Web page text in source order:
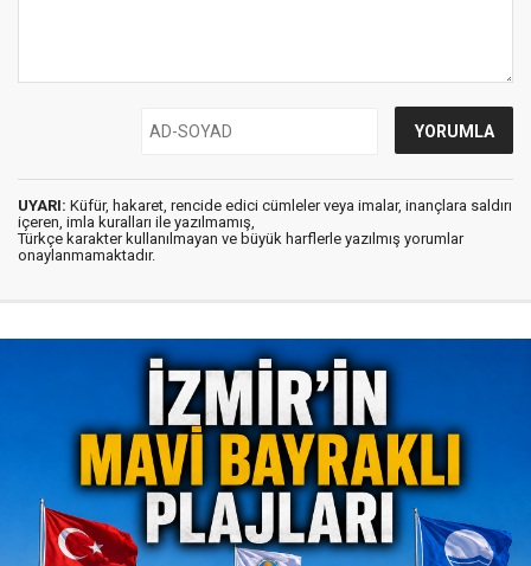
UYARI: Küfür, hakaret, rencide edici cümleler veya imalar, inançlara saldırı
içeren, imla kuralları ile yazılmamış,
Türkçe karakter kullanılmayan ve büyük harflerle yazılmış yorumlar
onaylanmamaktadır.